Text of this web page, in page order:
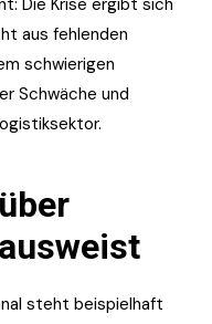
aus fehlenden
schwierigen
Schwäche und
steht beispielhaft